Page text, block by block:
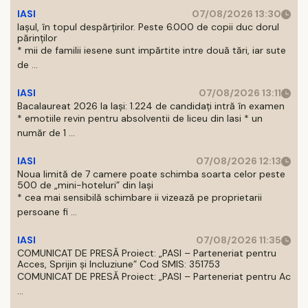
IASI
07/08/2026 13:30
Iașul, în topul despărțirilor. Peste 6.000 de copii duc dorul
părinților
* mii de familii iesene sunt impărtite intre două tări, iar sute
de ...
IASI
07/08/2026 13:11
Bacalaureat 2026 la Iași: 1.224 de candidați intră în examen
* emotiile revin pentru absolventii de liceu din Iasi * un
număr de 1 ...
IASI
07/08/2026 12:13
Noua limită de 7 camere poate schimba soarta celor peste
500 de „mini-hoteluri” din Iași
* cea mai sensibilă schimbare ii vizează pe proprietarii
persoane fi ...
IASI
07/08/2026 11:35
COMUNICAT DE PRESĂ Proiect: „PASI – Parteneriat pentru
Acces, Sprijin și Incluziune” Cod SMIS: 351753
COMUNICAT DE PRESĂ Proiect: „PASI – Parteneriat pentru Ac
...